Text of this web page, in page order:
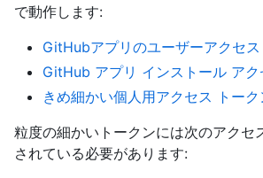
で動作します:
GitHubアプリのユーザーアクセ
GitHub アプリ インストール アク
きめ細かい個人用アクセス トーク
粒度の細かいトークンには次のアクセ
されている必要があります: